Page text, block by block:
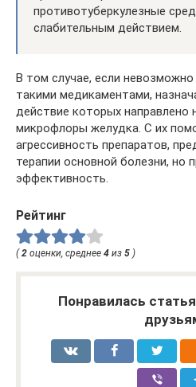
противотуберкулезные
слабительным действием.
В том случае, если
такими медикаментами,
действие которых направлено
микрофлоры желудка. С их
агрессивность препаратов,
терапии основной болезни, но
эффективность.
Рейтинг
(2 оценки, среднее 4 из 5 )
Понравилась